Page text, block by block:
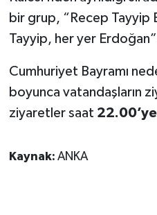
bir grup, “Recep Tayyip
Tayyip, her yer
Cumhuriyet Bayramı
boyunca vatandaşların
ziyaretler saat
Kaynak: ANKA